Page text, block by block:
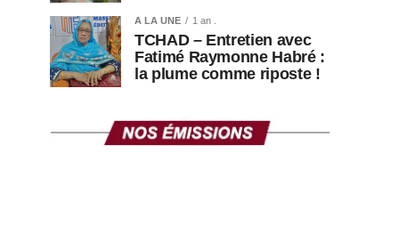
A LA UNE 1 an .
TCHAD – Entretien avec
Fatimé Raymonne Habré :
la plume comme riposte !